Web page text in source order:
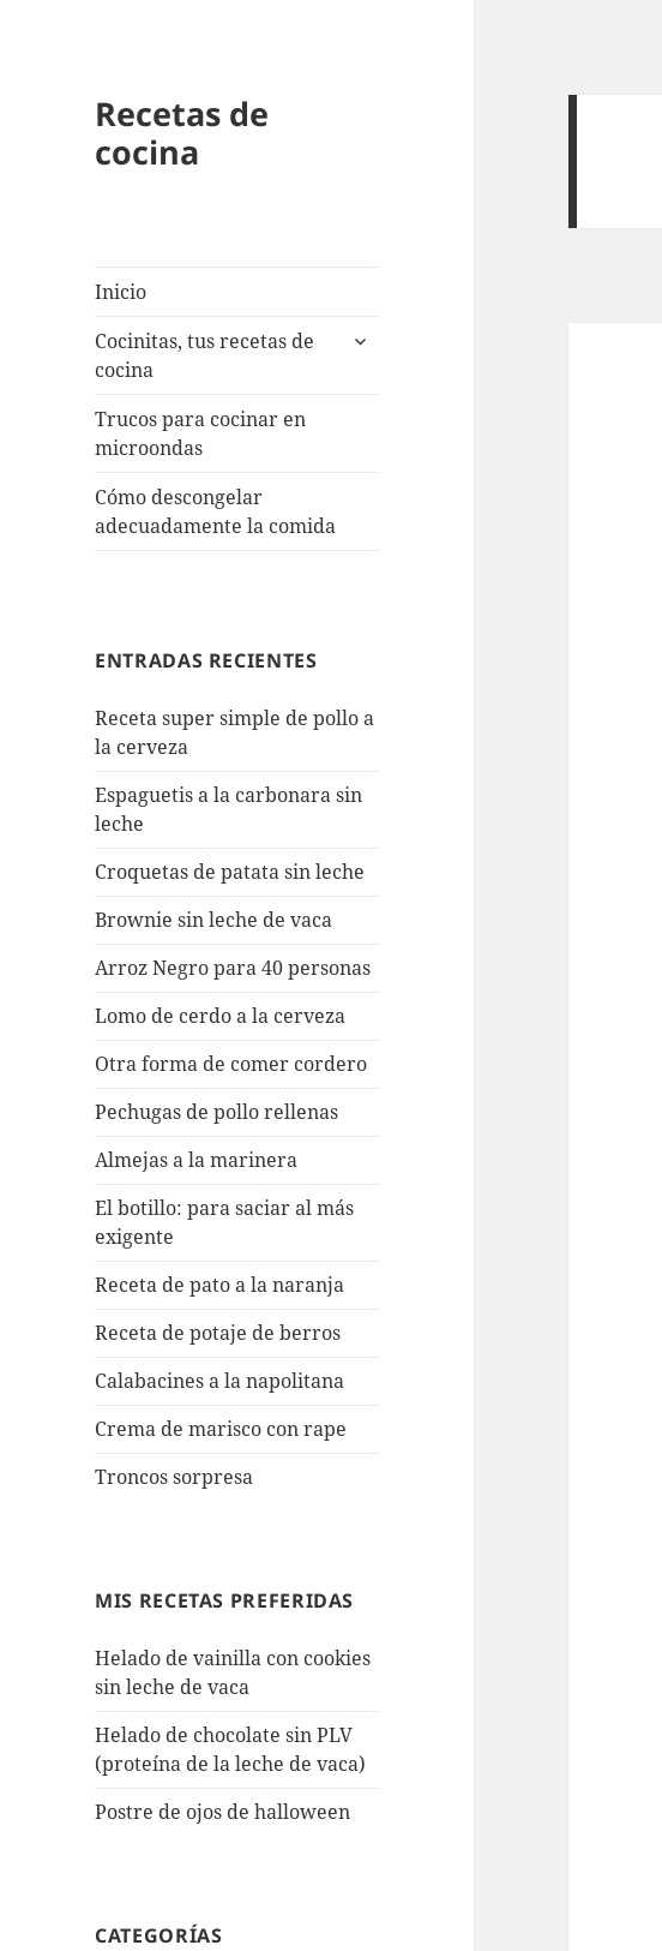
Recetas de
cocina
Inicio
Cocinitas, tus recetas de
cocina
expande
Trucos para cocinar en
microondas
Cómo descongelar
adecuadamente la comida
ENTRADAS RECIENTES
Receta super simple de pollo a
la cerveza
Espaguetis a la carbonara sin
leche
Croquetas de patata sin leche
Brownie sin leche de vaca
Arroz Negro para 40 personas
Lomo de cerdo a la cerveza
Otra forma de comer cordero
Pechugas de pollo rellenas
Almejas a la marinera
El botillo: para saciar al más
exigente
Receta de pato a la naranja
Receta de potaje de berros
Calabacines a la napolitana
Crema de marisco con rape
Troncos sorpresa
MIS RECETAS PREFERIDAS
Helado de vainilla con cookies
sin leche de vaca
Helado de chocolate sin PLV
(proteína de la leche de vaca)
Postre de ojos de halloween
CATEGORÍAS